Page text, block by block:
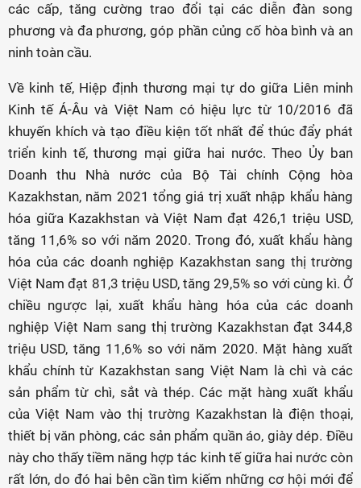
các cấp, tăng cường trao đổi tại các diễn đàn song
phương và đa phương, góp phần củng cố hòa bình và an
ninh toàn cầu.
Về kinh tế, Hiệp định thương mại tự do giữa Liên minh
Kinh tế Á-Âu và Việt Nam có hiệu lực từ 10/2016 đã
khuyến khích và tạo điều kiện tốt nhất để thúc đẩy phát
triển kinh tế, thương mại giữa hai nước. Theo Ủy ban
Doanh thu Nhà nước của Bộ Tài chính Cộng hòa
Kazakhstan, năm 2021 tổng giá trị xuất nhập khẩu hàng
hóa giữa Kazakhstan và Việt Nam đạt 426,1 triệu USD,
tăng 11,6% so với năm 2020. Trong đó, xuất khẩu hàng
hóa của các doanh nghiệp Kazakhstan sang thị trường
Việt Nam đạt 81,3 triệu USD, tăng 29,5% so với cùng kì. Ở
chiều ngược lại, xuất khẩu hàng hóa của các doanh
nghiệp Việt Nam sang thị trường Kazakhstan đạt 344,8
triệu USD, tăng 11,6% so với năm 2020. Mặt hàng xuất
khẩu chính từ Kazakhstan sang Việt Nam là chì và các
sản phẩm từ chì, sắt và thép. Các mặt hàng xuất khẩu
của Việt Nam vào thị trường Kazakhstan là điện thoại,
thiết bị văn phòng, các sản phẩm quần áo, giày dép. Điều
này cho thấy tiềm năng hợp tác kinh tế giữa hai nước còn
rất lớn, do đó hai bên cần tìm kiếm những cơ hội mới để